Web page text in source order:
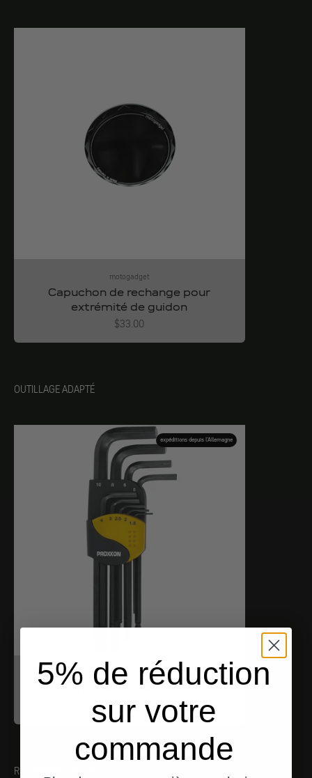
motogadget
Capuchon de rechange pour
extrémité de guidon
Angebot
$33.00
OUTILLAGE ADAPTÉ
expéditions depuis l'Allemagne
Proxxon
Inbusschlüssel (HX)
Angebot
$17.00
RECOMMANDATIONS
5% de réduction
sur votre
commande